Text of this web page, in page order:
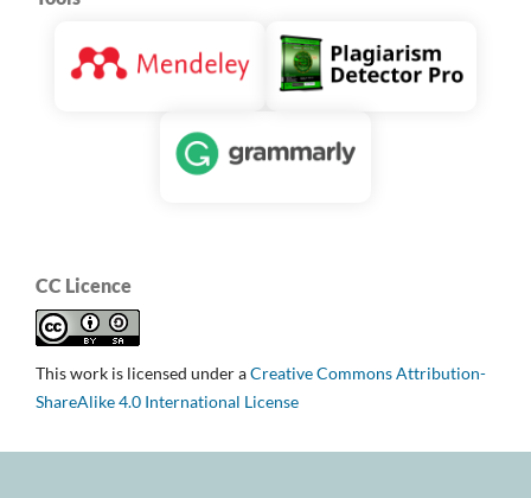
CC Licence
This work is licensed under aCreative Commons Attribution-
ShareAlike 4.0 International License